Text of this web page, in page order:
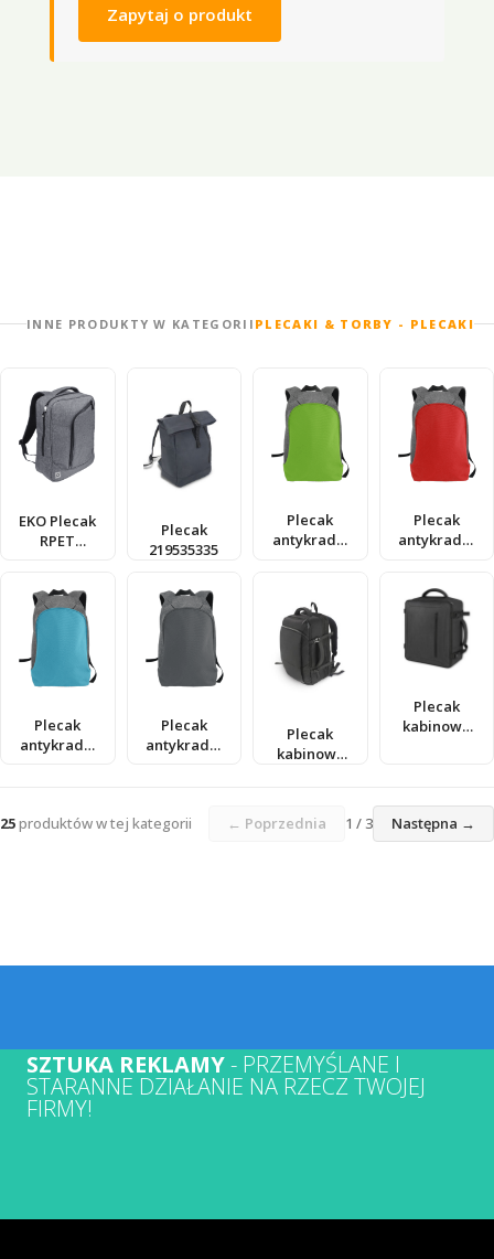
Zapytaj o produkt
INNE PRODUKTY W KATEGORII PLECAKI & TORBY - PLECAKI
EKO Plecak
RPET
Plecak
219535335
Plecak
antykradzi
Plecak
antykradzi
Plecak
antykradzi
Plecak
antykradzi
Plecak
kabinowy
Plecak
kabinowy
25produktów w tej kategorii ← Poprzednia 1 / 3 Następna →
SZTUKA REKLAMY- PRZEMYŚLANE I
STARANNE DZIAŁANIE NA RZECZ TWOJEJ
FIRMY!